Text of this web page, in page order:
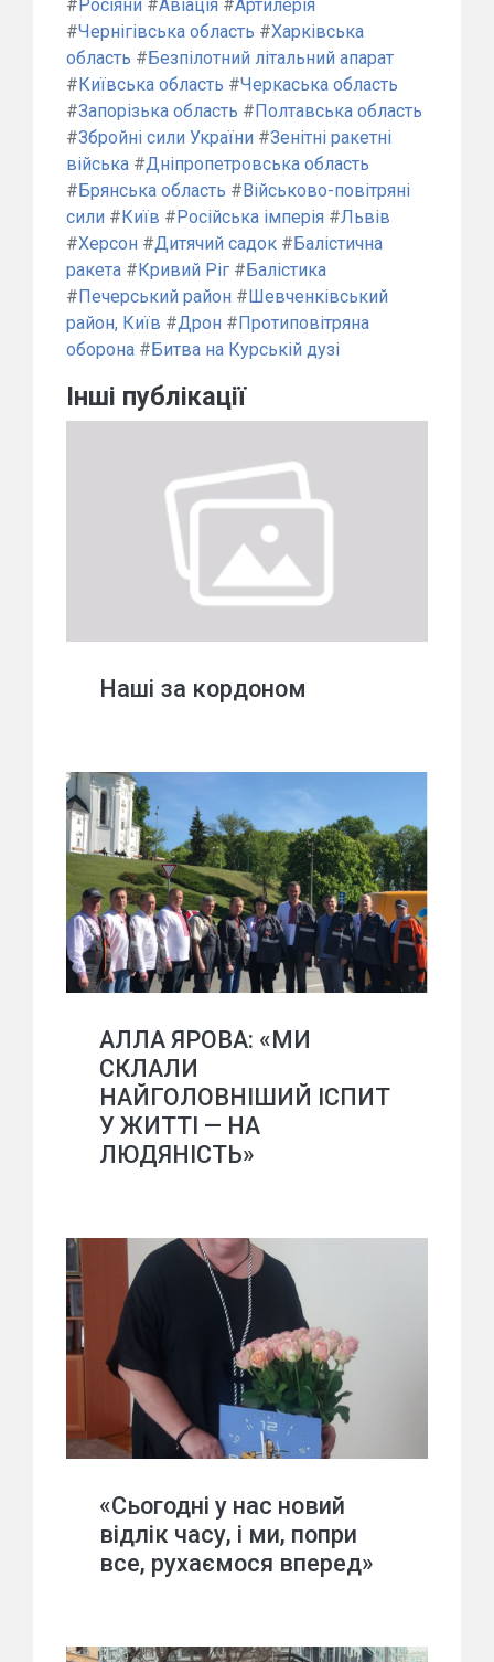
# Росіяни #Авіація #Артилерія
#Чернігівська область #Харківська
область #Безпілотний літальний апарат
#Київська область #Черкаська область
#Запорізька область #Полтавська область
#Збройні сили України #Зенітні ракетні
війська #Дніпропетровська область
#Брянська область #Військово-повітряні
сили #Київ #Російська імперія #Львів
#Херсон #Дитячий садок #Балістична
ракета #Кривий Ріг #Балістика
#Печерський район #Шевченківський
район, Київ #Дрон #Протиповітряна
оборона #Битва на Курській дузі
Інші публікації
Наші за кордоном
АЛЛА ЯРОВА: «МИ
СКЛАЛИ
НАЙГОЛОВНІШИЙ ІСПИТ
У ЖИТТІ — НА
ЛЮДЯНІСТЬ»
«Сьогодні у нас новий
відлік часу, і ми, попри
все, рухаємося вперед»